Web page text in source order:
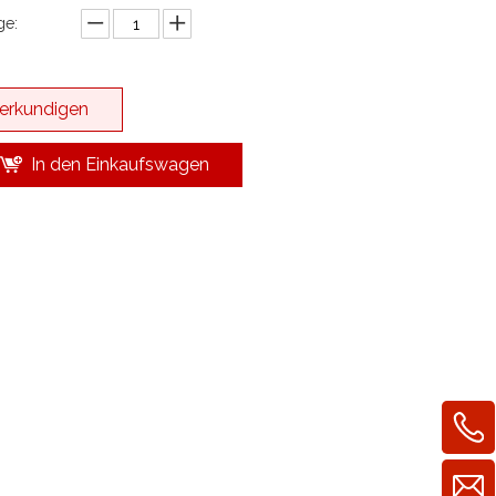
erkundigen
In den Einkaufswagen